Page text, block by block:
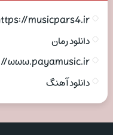
musicpars4.ir/
دانلود رمان
www.payamusic.ir/
دانلود آهنگ